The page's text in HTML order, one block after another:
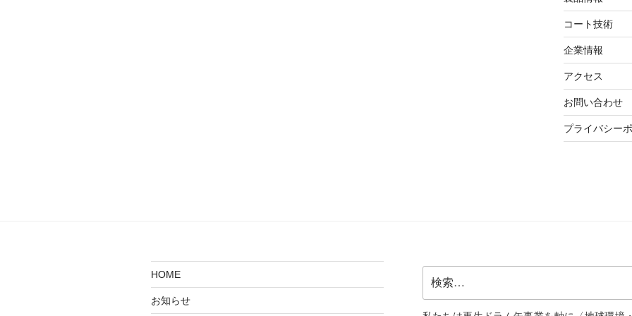
コート技術
企業情報
アクセス
お問い合わせ
プライバシー
HOME
お知らせ
索: